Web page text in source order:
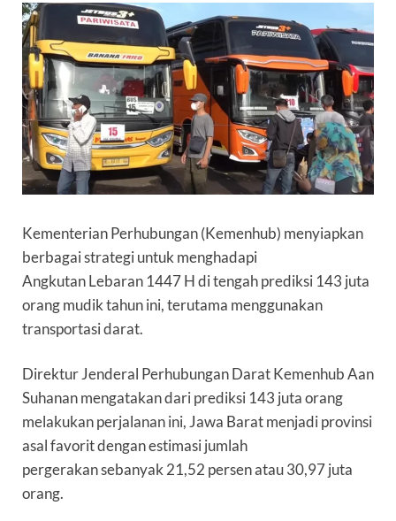
Kementerian Perhubungan (Kemenhub) menyiapkan
berbagai strategi untuk menghadapi
AngkutanLebaran 1447 H di tengah prediksi 143 juta
orangmudiktahun ini, terutama menggunakan
transportasi darat.
Direktur Jenderal Perhubungan Darat Kemenhub Aan
Suhanan mengatakan dari prediksi 143 juta orang
melakukan perjalanan ini, Jawa Barat menjadi provinsi
asal favorit dengan estimasi jumlah
pergerakan sebanyak 21,52 persen atau 30,97 juta
orang.